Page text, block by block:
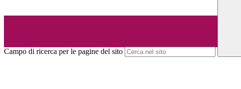
Campo di ricerca per le pagine del sito